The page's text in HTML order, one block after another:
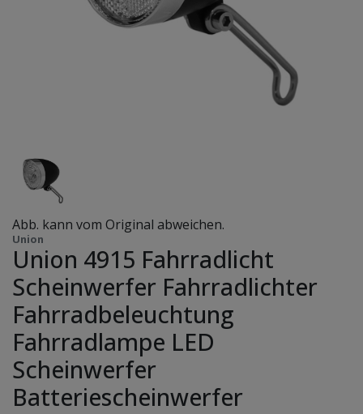
Abb. kann vom Original abweichen.
Union
Union 4915 Fahrradlicht
Scheinwerfer Fahrradlichter
Fahrradbeleuchtung
Fahrradlampe LED
Scheinwerfer
Batteriescheinwerfer